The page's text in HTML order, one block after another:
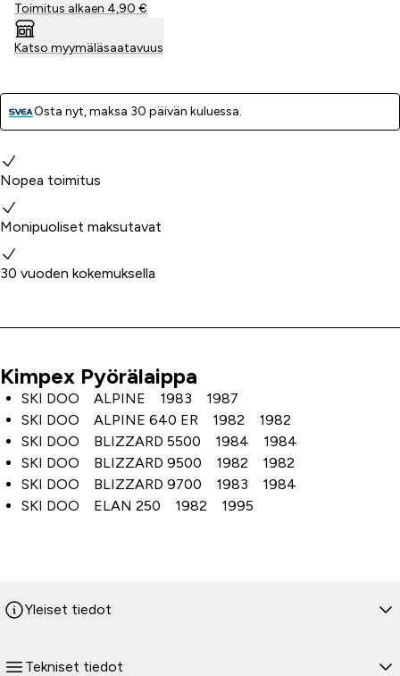
Toimitus alkaen 4,90 €
Katso myymäläsaatavuus
Osta nyt, ­maksa 30 päivän kuluessa.
Miksi valita meidät?
Nopea toimitus
Monipuoliset maksutavat
30 vuoden kokemuksella
Tuoteinfo
Kimpex Pyörälaippa
SKI DOO ALPINE 1983 1987
SKI DOO ALPINE 640 ER 1982 1982
SKI DOO BLIZZARD 5500 1984 1984
SKI DOO BLIZZARD 9500 1982 1982
SKI DOO BLIZZARD 9700 1983 1984
SKI DOO ELAN 250 1982 1995
Yleiset tiedot
Tekniset tiedot